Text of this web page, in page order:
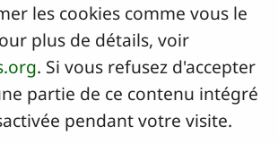
les cookies comme vous le
plus de détails, voir
. Si vous refusez d'accepter
partie de ce contenu intégré
pendant votre visite.